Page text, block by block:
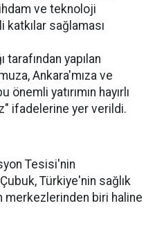
ve teknoloji
katkılar sağlaması
tarafından yapılan
Ankara'mıza ve
yatırımın hayırlı
ifadelerine yer verildi.
Tesisi'nin
Türkiye'nin sağlık
merkezlerinden biri haline